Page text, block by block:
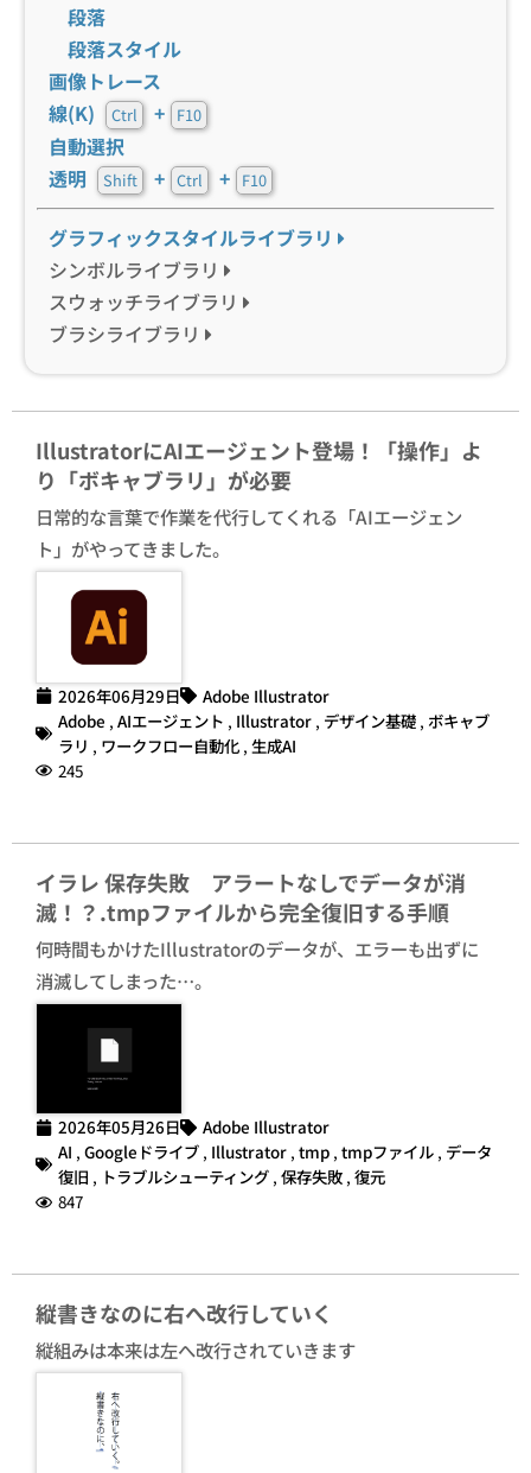
段落
段落スタイル
画像トレース
線(K)
Ctrl + F10
自動選択
透明
Shift + Ctrl + F10
グラフィックスタイルライブラリ
シンボルライブラリ
スウォッチライブラリ
ブラシライブラリ
IllustratorにAIエージェント登場！「操作」よ
り「ボキャブラリ」が必要
日常的な言葉で作業を代行してくれる「AIエージェン
ト」がやってきました。
2026年06月29日
Adobe Illustrator
Adobe , AIエージェント , Illustrator , デザイン基礎 , ボキャブ
ラリ , ワークフロー自動化 , 生成AI
245
イラレ 保存失敗 アラートなしでデータが消
滅！？.tmpファイルから完全復旧する手順
何時間もかけたIllustratorのデータが、エラーも出ずに
消滅してしまった…。
2026年05月26日
Adobe Illustrator
AI , Googleドライブ , Illustrator , tmp , tmpファイル , データ
復旧 , トラブルシューティング , 保存失敗 , 復元
847
縦書きなのに右へ改行していく
縦組みは本来は左へ改行されていきます